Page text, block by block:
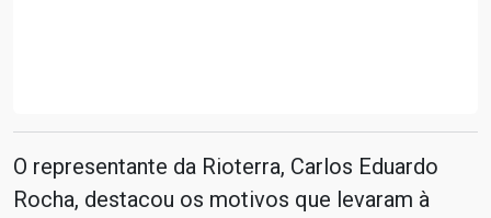
O representante da Rioterra, Carlos Eduardo
Rocha, destacou os motivos que levaram à